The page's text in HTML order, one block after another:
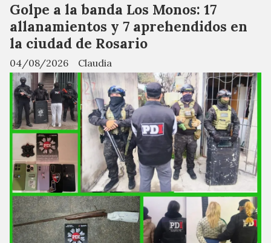
Golpe a la banda Los Monos: 17
allanamientos y 7 aprehendidos en
la ciudad de Rosario
Claudia
04/08/2026